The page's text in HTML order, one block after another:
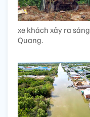
xe khách xảy ra
Quang.